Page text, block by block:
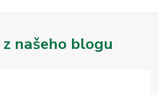
našeho blogu